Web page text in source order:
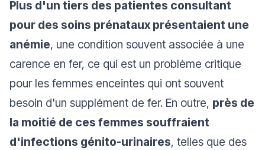
Plus d'un tiers des patientes consultant
pour des soins prénataux présentaient une
anémie, une condition souvent associée à une
carence en fer, ce qui est un problème critique
pour les femmes enceintes qui ont souvent
besoin d'un supplément de fer. En outre, près de
la moitié de ces femmes souffraient
d'infections génito-urinaires, telles que des